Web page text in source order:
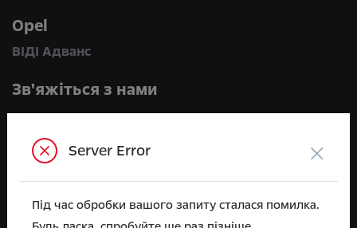
Opel
ВІДІ Адванс
Зв'яжіться з нами
+38 044 591 71 71
вул. Велика Кільцева, 60А, с. Софіївська Борщагівка
Server Error ×
Під час обробки вашого запиту сталася помилка.